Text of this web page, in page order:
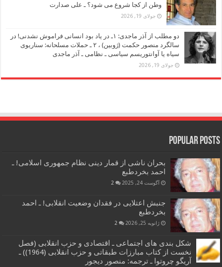
وطن از کجا شروع می شود؟ ـ علی صدارت
جولای 19, 2026
دو مطلب از آذر ماجدی: ۱ـ در یاد بود انسانی فراموش نشدنی! در
سالگرد منصور حکمت (ژوبین) ، ۲ ـ حملات مسلحانه: سناریوی
سیاه یا آوانتوریسم سیاسی ـ نظامی ـ آذر ماجدی
جولای 19, 2026
Popular Posts
بحران ناشی از قمار دینی نظام جمهوری اسلامی! ـ
احمد بخردطبع
آگوست 24, 2025 2
جنبش اعتلایی در فقدان وضعیت انقلابی! ـ احمد
بخردطبع
ژانویه 25, 2026 2
شکل بندی های اجتماعی ـ اقتصادی و حزب انقلابی (فصل
نخست از کتاب مبارزات طبقاتی و حزب انقلابی (1964)) ـ
آریگو چروتوا ـ ترجمه: منصور دیجور